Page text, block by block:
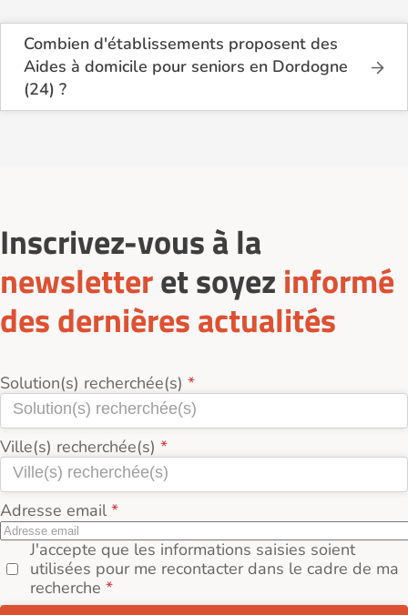
Combien d'établissements proposent des
Aides à domicile pour seniors en Dordogne
(24) ?
Sur le site Logement-seniors.com, on recense
Inscrivez-vous à la
newsletteret soyez informé
des dernières actualités
Solution(s) recherchée(s)
Ville(s) recherchée(s)
Adresse email
J'accepte que les informations saisies soient
utilisées pour me recontacter dans le cadre de ma
recherche